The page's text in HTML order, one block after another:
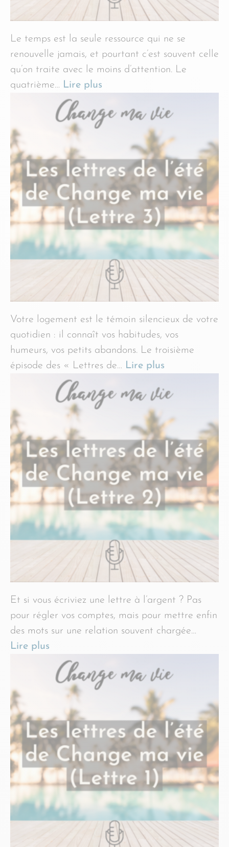
Le temps est la seule ressource qui ne se
renouvelle jamais, et pourtant c’est souvent celle
qu’on traite avec le moins d’attention. Le
quatrième… Lire plus
Votre logement est le témoin silencieux de votre
quotidien : il connaît vos habitudes, vos
humeurs, vos petits abandons. Le troisième
épisode des « Lettres de… Lire plus
Et si vous écriviez une lettre à l’argent ? Pas
pour régler vos comptes, mais pour mettre enfin
des mots sur une relation souvent chargée…
Lire plus